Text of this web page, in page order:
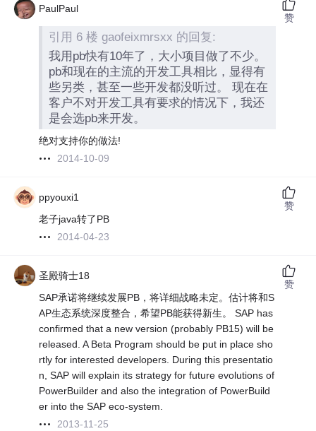
PaulPaul
引用 6 楼 gaofeixmrsxx 的回复:
我用pb快有10年了，大小项目做了不少。
pb和现在的主流的开发工具相比，显得有
些另类，甚至一些开发都没听过。 现在在
客户不对开发工具有要求的情况下，我还
是会选pb来开发。
绝对支持你的做法!
2014-10-09
赞
ppyouxi1
老子java转了PB
2014-04-23
赞
圣殿骑士18
SAP承诺将继续发展PB，将详细战略未定。估计将和S
AP生态系统深度整合，希望PB能获得新生。 SAP has
confirmed that a new version (probably PB15) will be
released. A Beta Program should be put in place sho
rtly for interested developers. During this presentatio
n, SAP will explain its strategy for future evolutions of
PowerBuilder and also the integration of PowerBuild
er into the SAP eco-system.
2013-11-25
赞